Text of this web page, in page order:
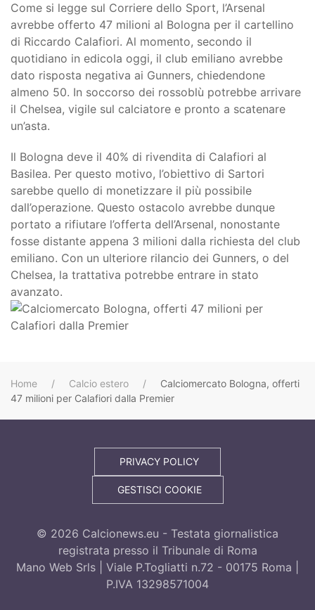
Come si legge sul Corriere dello Sport, l’Arsenal
avrebbe offerto 47 milioni al Bologna per il cartellino
di Riccardo Calafiori. Al momento, secondo il
quotidiano in edicola oggi, il club emiliano avrebbe
dato risposta negativa ai Gunners, chiedendone
almeno 50. In soccorso dei rossoblù potrebbe arrivare
il Chelsea, vigile sul calciatore e pronto a scatenare
un’asta.
Il Bologna deve il 40% di rivendita di Calafiori al
Basilea. Per questo motivo, l’obiettivo di Sartori
sarebbe quello di monetizzare il più possibile
dall’operazione. Questo ostacolo avrebbe dunque
portato a rifiutare l’offerta dell’Arsenal, nonostante
fosse distante appena 3 milioni dalla richiesta del club
emiliano. Con un ulteriore rilancio dei Gunners, o del
Chelsea, la trattativa potrebbe entrare in stato
avanzato.
Home Calcio estero
Calciomercato Bologna, offerti
47 milioni per Calafiori dalla Premier
PRIVACY POLICY
GESTISCI COOKIE
© 2026 Calcionews.eu - Testata giornalistica
registrata presso il Tribunale di Roma
Mano Web Srls | Viale P.Togliatti n.72 - 00175 Roma |
P.IVA 13298571004